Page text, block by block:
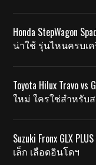
Honda StepWagon
น่าใช้ รุ่นไหนครบเ
Toyota Hilux Travo
ใหม่ ใครใช่สำหรับส
Suzuki Fronx GLX
เล็ก เลือดอินโดฯ